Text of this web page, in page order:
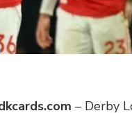
– Derby